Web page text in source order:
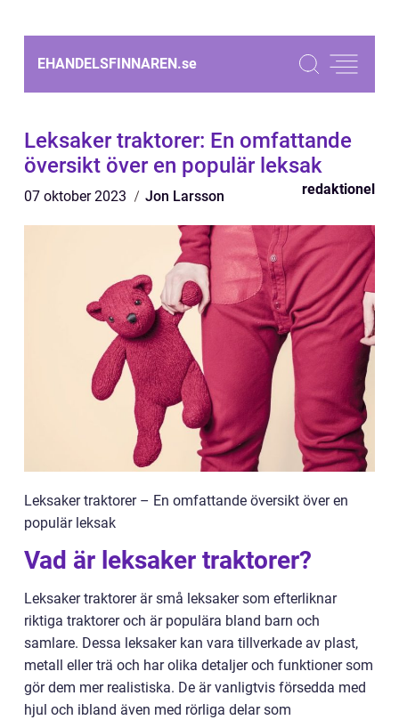
EHANDELSFINNAREN.se
Leksaker traktorer: En omfattande
översikt över en populär leksak
07 oktober 2023 Jon Larsson redaktionel
Leksaker traktorer – En omfattande översikt över en
populär leksak
Vad är leksaker traktorer?
Leksaker traktorer är små leksaker som efterliknar
riktiga traktorer och är populära bland barn och
samlare. Dessa leksaker kan vara tillverkade av plast,
metall eller trä och har olika detaljer och funktioner som
gör dem mer realistiska. De är vanligtvis försedda med
hjul och ibland även med rörliga delar som